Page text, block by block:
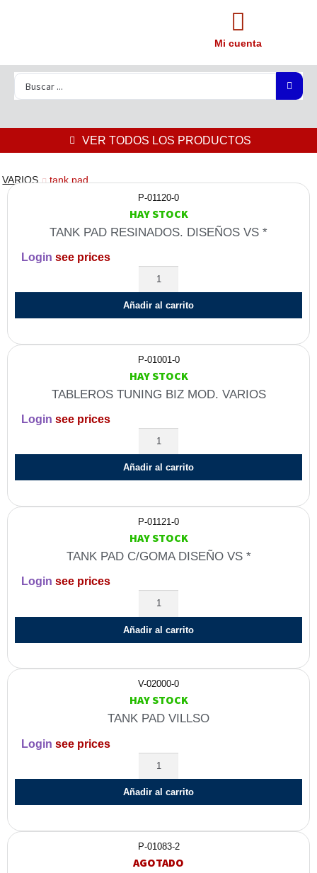
Mi cuenta
VER TODOS LOS PRODUCTOS
VARIOS tank pad
P-01120-0
HAY STOCK
TANK PAD RESINADOS. DISEÑOS VS *
Login see prices
Añadir al carrito
P-01001-0
HAY STOCK
TABLEROS TUNING BIZ MOD. VARIOS
Login see prices
Añadir al carrito
P-01121-0
HAY STOCK
TANK PAD C/GOMA DISEÑO VS *
Login see prices
Añadir al carrito
V-02000-0
HAY STOCK
TANK PAD VILLSO
Login see prices
Añadir al carrito
P-01083-2
AGOTADO